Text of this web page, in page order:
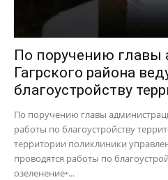
По поручению главы
Гагрского района
благоустройству
По поручению главы
работы по благоустройству
территории поликлиники
проводятся работы по
озеленение•...